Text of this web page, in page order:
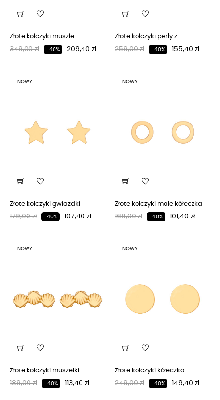
Złote kolczyki muszle
Regularna cena
349,00 zł -40% Cena
209,40 zł
Złote kolczyki perły z...
Regularna cena
259,00 zł -40% Cena
155,40 zł
NOWY
Złote kolczyki gwiazdki
Regularna cena
179,00 zł -40% Cena
107,40 zł
NOWY
Złote kolczyki małe kółeczka
Regularna cena
169,00 zł -40% Cena
101,40 zł
NOWY
Złote kolczyki muszelki
Regularna cena
189,00 zł -40% Cena
113,40 zł
NOWY
Złote kolczyki kółeczka
Regularna cena
249,00 zł -40% Cena
149,40 zł